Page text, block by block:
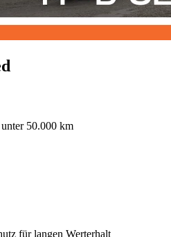
50.000 km
für langen Werterhalt